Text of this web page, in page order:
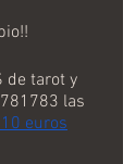
de tarot y
las
euros